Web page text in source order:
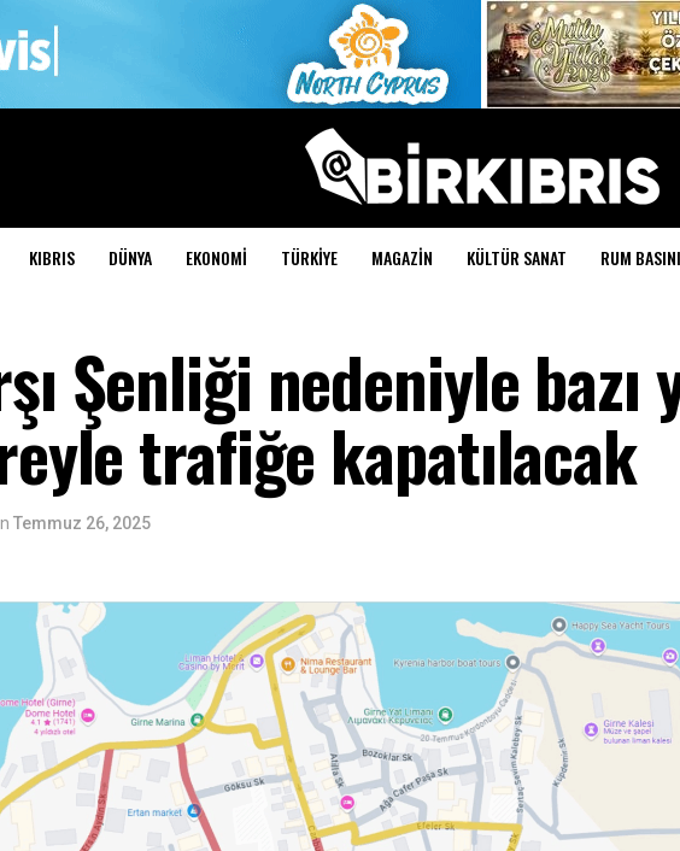
KIBRIS DÜNYA EKONOMI TÜRKIYE MAGAZIN KÜLTÜR SANAT RUM BASINI
Şenliği nedeniyle bazı
trafiğe kapatılacak
Temmuz 26, 2025